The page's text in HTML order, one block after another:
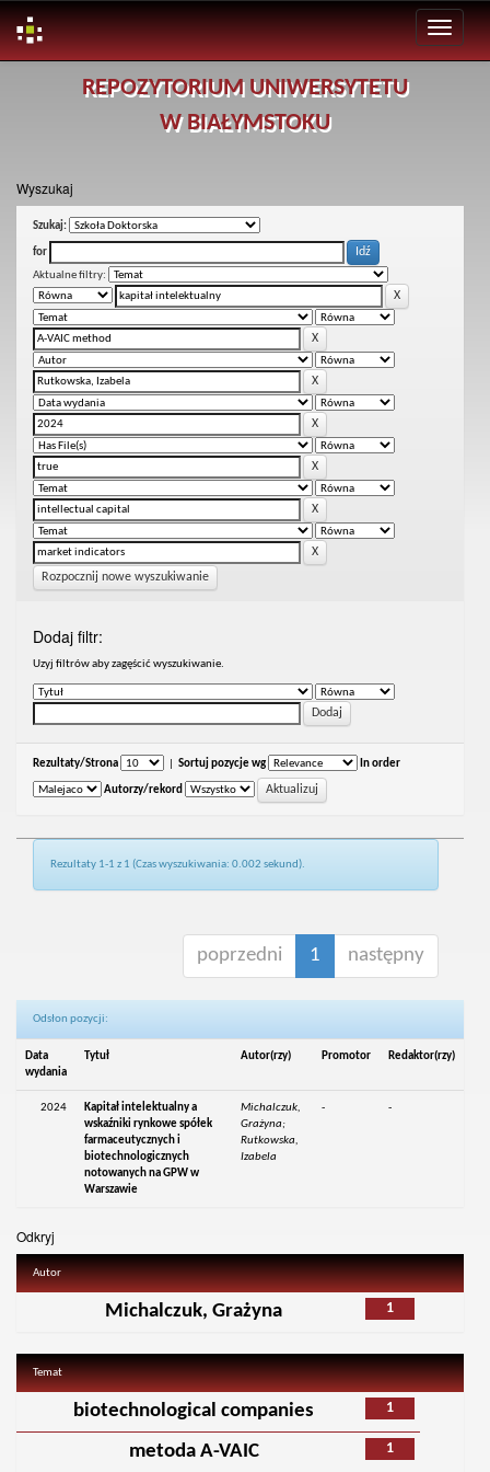
REPOZYTORIUM UNIWERSYTETU
W BIAŁYMSTOKU
Wyszukaj
Szukaj:
for
Aktualne filtry:
Rozpocznij nowe wyszukiwanie
Dodaj filtr:
Uzyj filtrów aby zagęścić wyszukiwanie.
Rezultaty/Strona Sortuj pozycje wg In order
Autorzy/rekord
Rezultaty 1-1 z 1 (Czas wyszukiwania: 0.002 sekund).
poprzedni 1 następny
Odsłon pozycji:
Data
wydania
Tytuł Autor(rzy) Promotor Redaktor(rzy)
2024
Kapitał intelektualny a
wskaźniki rynkowe spółek
farmaceutycznych i
biotechnologicznych
notowanych na GPW w
Warszawie
Michalczuk,
Grażyna;
Rutkowska,
Izabela
- -
Odkryj
Autor
1
Michalczuk, Grażyna
Temat
1
biotechnological companies
1
metoda A-VAIC